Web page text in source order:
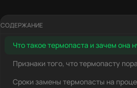
СОДЕРЖАНИЕ
Что такое термопаста и зачем она
Признаки того, что термопасту
Сроки замены термопасты на